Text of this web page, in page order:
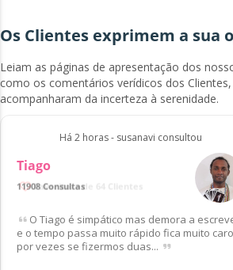
Os Clientes exprimem a sua
Leiam as páginas de apresentação dos
como os comentários verídicos dos
acompanharam da incerteza à serenidade.
Há 2 horas - susanavi consultou
Tiago
11908 Consultas
Favorito/a de 64 Clientes
O Tiago é simpático mas demora a
e o tempo passa muito rápido fica muito
por vezes se fizermos duas...